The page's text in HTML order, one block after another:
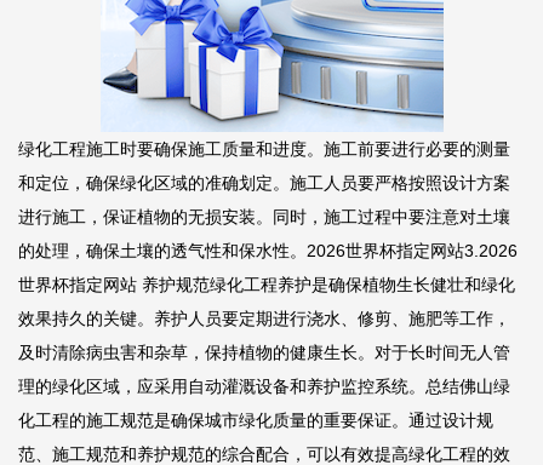
绿化工程施工时要确保施工质量和进度。施工前要进行必要的测量
和定位，确保绿化区域的准确划定。施工人员要严格按照设计方案
进行施工，保证植物的无损安装。同时，施工过程中要注意对土壤
的处理，确保土壤的透气性和保水性。 2026世界杯指定网站3. 2026
世界杯指定网站 养护规范绿化工程养护是确保植物生长健壮和绿化
效果持久的关键。养护人员要定期进行浇水、修剪、施肥等工作，
及时清除病虫害和杂草，保持植物的健康生长。对于长时间无人管
理的绿化区域，应采用自动灌溉设备和养护监控系统。总结佛山绿
化工程的施工规范是确保城市绿化质量的重要保证。通过设计规
范、施工规范和养护规范的综合配合，可以有效提高绿化工程的效